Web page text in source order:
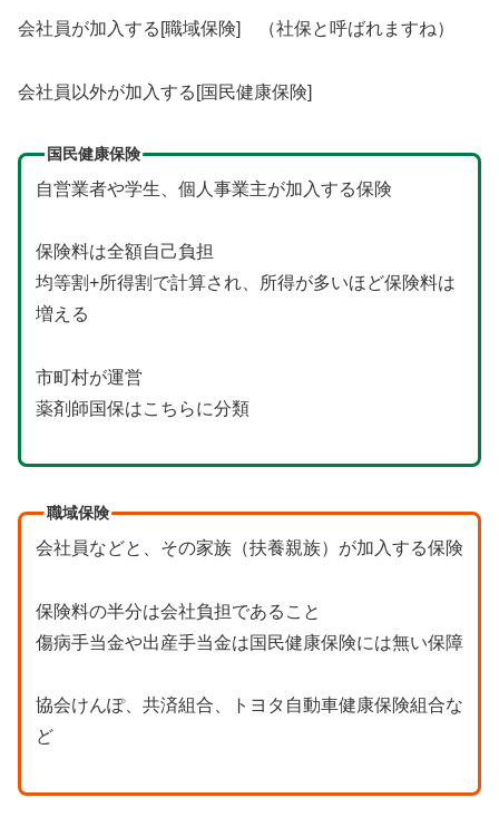
会社員が加入する[職域保険] （社保と呼ばれますね）
会社員以外が加入する[国民健康保険]
国民健康保険
自営業者や学生、個人事業主が加入する保険
保険料は全額自己負担
均等割+所得割で計算され、所得が多いほど保険料は
増える
市町村が運営
薬剤師国保はこちらに分類
職域保険
会社員などと、その家族（扶養親族）が加入する保険
保険料の半分は会社負担であること
傷病手当金や出産手当金は国民健康保険には無い保障
協会けんぽ、共済組合、トヨタ自動車健康保険組合な
ど